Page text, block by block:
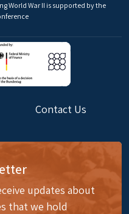
World War II is supported by the
Contact Us
updates about
that we hold